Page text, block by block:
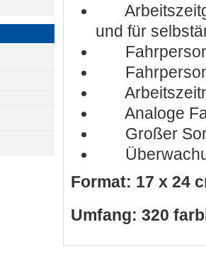
und für
Analoge
Großer
Format: 17 x 24
Umfang: 320